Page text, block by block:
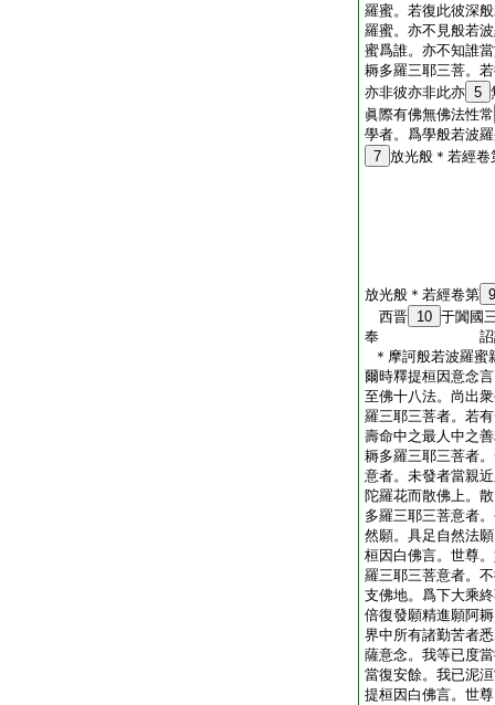
羅蜜。若復此彼深
羅蜜。亦不見般若
蜜爲誰。亦不知誰
耨多羅三耶三菩。
亦非彼亦非此亦 5
眞際有佛無佛法性常
學者。爲學般若波
7 放光般＊若經卷
放光般＊若經卷第 9
西晋 10 于闐國
奉 詔
＊摩訶般若波羅蜜
爾時釋提桓因意念
至佛十八法。尚出
羅三耶三菩者。若
壽命中之最人中之
耨多羅三耶三菩者
意者。未發者當親
陀羅花而散佛上。
多羅三耶三菩意者
然願。具足自然法
桓因白佛言。世尊
羅三耶三菩意者。
支佛地。爲下大乘
倍復發願精進願阿
界中所有諸勤苦者
薩意念。我等已度
當復安餘。我已泥
提桓因白佛言。世